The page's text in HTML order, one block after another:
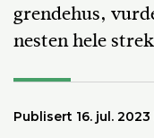
grendehus,
nesten hele
Publisert 16. jul. 2023